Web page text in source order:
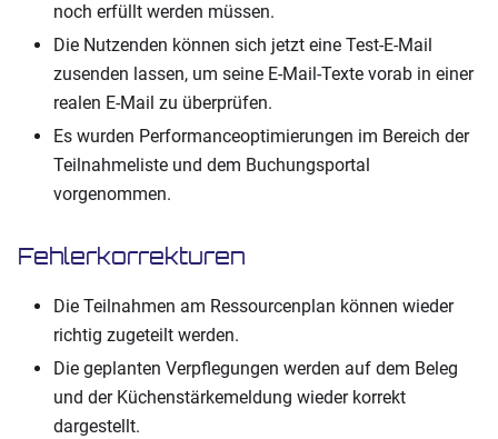
noch erfüllt werden müssen.
Die Nutzenden können sich jetzt eine Test-E-Mail
zusenden lassen, um seine E-Mail-Texte vorab in einer
realen E-Mail zu überprüfen.
Es wurden Performanceoptimierungen im Bereich der
Teilnahmeliste und dem Buchungsportal
vorgenommen.
Fehlerkorrekturen
Die Teilnahmen am Ressourcenplan können wieder
richtig zugeteilt werden.
Die geplanten Verpflegungen werden auf dem Beleg
und der Küchenstärkemeldung wieder korrekt
dargestellt.